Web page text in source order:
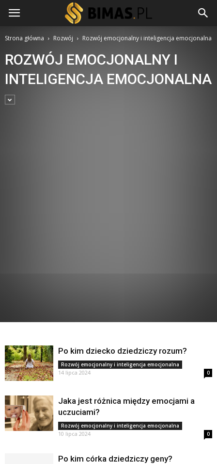
Strona główna Rozwój Rozwój emocjonalny i inteligencja emocjonalna
ROZWÓJ EMOCJONALNY I
INTELIGENCJA EMOCJONALNA
Po kim dziecko dziedziczy rozum?
Rozwój emocjonalny i inteligencja emocjonalna
14 lipca 2024 0
Jaka jest różnica między emocjami a
uczuciami?
Rozwój emocjonalny i inteligencja emocjonalna
10 lipca 2024 0
Po kim córka dziedziczy geny?